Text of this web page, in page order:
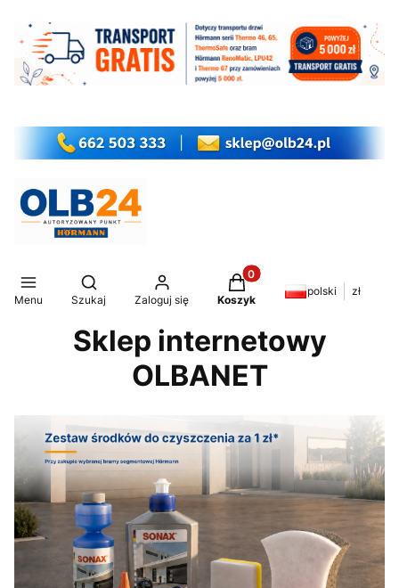
Menu
Otwórz wyszukiwarkę
Szukaj Zaloguj się
Produkty w koszyku: 0.
Koszyk
polski zł
Sklep internetowy
OLBANET